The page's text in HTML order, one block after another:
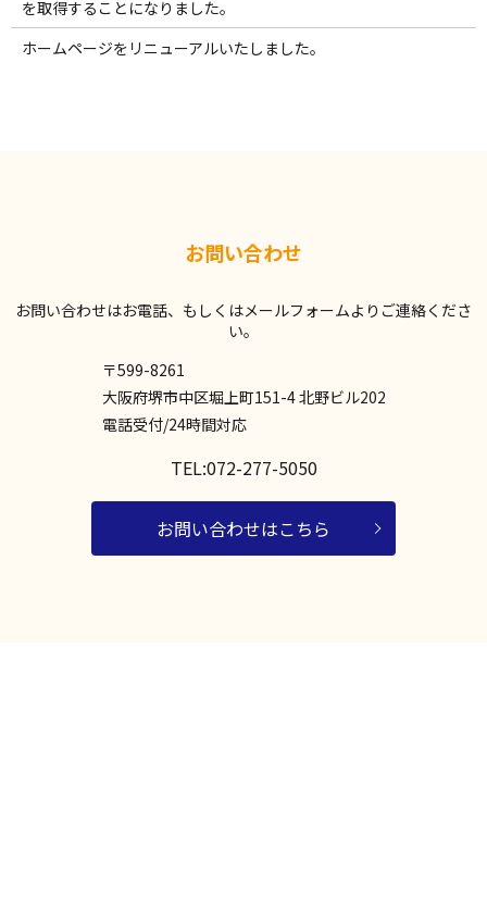
を取得することになりました。
ホームページをリニューアルいたしました。
お問い合わせ
お問い合わせはお電話、もしくはメールフォームよりご連絡くださ
い。
〒599-8261
大阪府堺市中区堀上町151-4 北野ビル202
電話受付/24時間対応
TEL:072-277-5050
お問い合わせはこちら